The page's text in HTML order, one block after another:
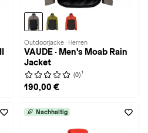
Outdoorjacke · Herren
VAUDE · Men's Moab Rain
Jacket
(0) 1
190,00 €
Nachhaltig